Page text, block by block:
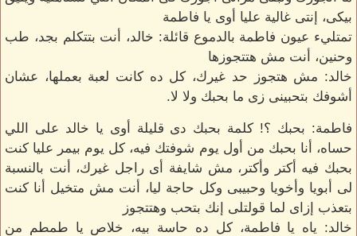
بيكى، إنتى غالية عليا أوى يا فاطمة
تمتليء عيون فاطمة بالدموع قائلة: خالد، أنت بتتكلم بجد، طب
وحنين، أنت مش هتتجوزها
خالد: مش هتجوز حد غيرك، كل ده كانت لعبة بعملها، عشان
أشوفك بتحبينى زى ما بحبك ولا لا.
فاطمة: بحبك ؟! كلمة بحبك دى قليلة أوى يا خالد على اللي
حساه، أنا بحبك من أول يوم شوفتك فيه، كل يوم بيمر عليا كنت
بحبك فيه أكتر وأكتر، مش شايفة أى راجل غيرك، أنت بالنسبة
لى أبويا وأخويا وحبيبى وكل حاجة ليا، أنت مش متخيل أنا كنت
بتعذب إزاى لما قولتلى إنك بتحب وهتتجوز
خالد: ياه يا فاطمة، كل ده حاسة بيه، خلاص يا طمطم من